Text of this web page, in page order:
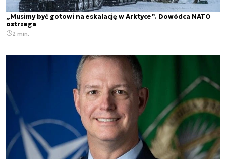
„Musimy być gotowi na eskalację w Arktyce”. Dowódca NATO
ostrzega
2 min.